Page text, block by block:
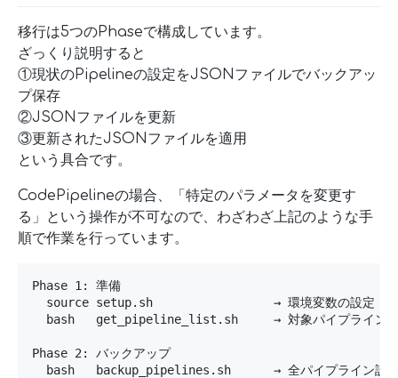
移行は5つのPhaseで構成しています。
ざっくり説明すると
①現状のPipelineの設定をJSONファイルでバックアッ
プ保存
②JSONファイルを更新
③更新されたJSONファイルを適用
という具合です。
CodePipelineの場合、「特定のパラメータを変更す
る」という操作が不可なので、わざわざ上記のような手
順で作業を行っています。
Phase 1: 準備
source setup.sh                 → 環境変数の設定・作
bash   get_pipeline_list.sh     → 対象パイプライン
Phase 2: バックアップ
bash   backup_pipelines.sh      → 全パイプライン設